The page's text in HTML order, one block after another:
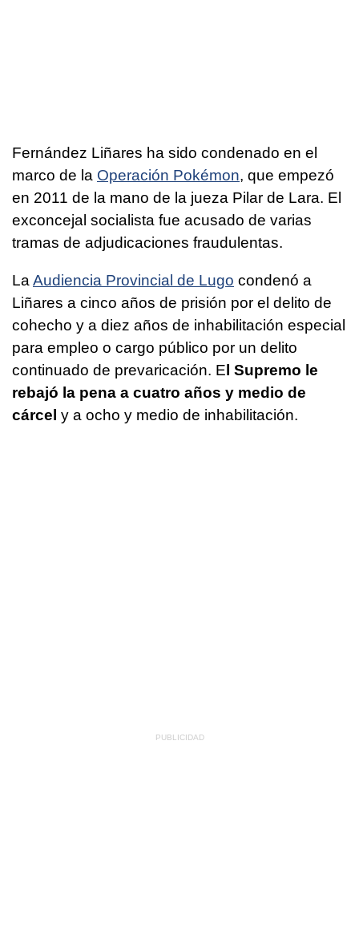
Fernández Liñares ha sido condenado en el
marco de la Operación Pokémon, que empezó
en 2011 de la mano de la jueza Pilar de Lara. El
exconcejal socialista fue acusado de varias
tramas de adjudicaciones fraudulentas.
La Audiencia Provincial de Lugo condenó a
Liñares a cinco años de prisión por el delito de
cohecho y a diez años de inhabilitación especial
para empleo o cargo público por un delito
continuado de prevaricación. El Supremo le
rebajó la pena a cuatro años y medio de
cárcel y a ocho y medio de inhabilitación.